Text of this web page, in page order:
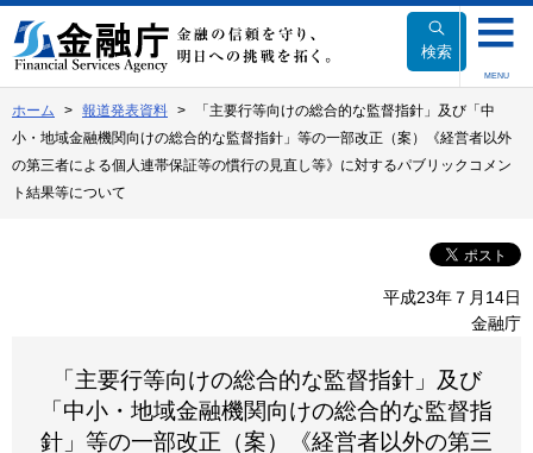
文
へ
動
検索
MENU
ホーム 報道発表資料
「主要行等向けの総合的な監督指針」及び「中
小・地域金融機関向けの総合的な監督指針」等の一部改正（案）《経営者以外
の第三者による個人連帯保証等の慣行の見直し等》に対するパブリックコメン
ト結果等について
平成23年７月14日
金融庁
「主要行等向けの総合的な監督指針」及び
「中小・地域金融機関向けの総合的な監督指
針」等の一部改正（案）《経営者以外の第三